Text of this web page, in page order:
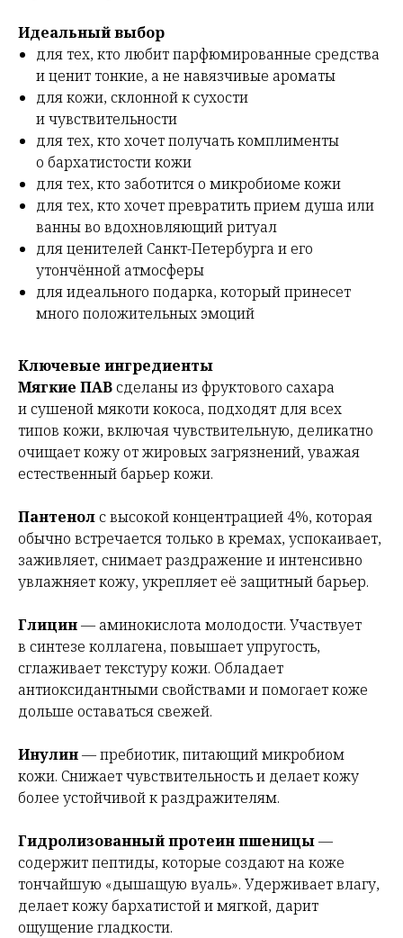
Идеальный выбор
для тех, кто любит парфюмированные средства
и ценит тонкие, а не навязчивые ароматы
для кожи, склонной к сухости
и чувствительности
для тех, кто хочет получать комплименты
о бархатистости кожи
для тех, кто заботится о микробиоме кожи
для тех, кто хочет превратить прием душа или
ванны во вдохновляющий ритуал
для ценителей Санкт-Петербурга и его
утончённой атмосферы
для идеального подарка, который принесет
много положительных эмоций
Ключевые ингредиенты
Мягкие ПАВсделаны из фруктового сахара
и сушеной мякоти кокоса, подходят для всех
типов кожи, включая чувствительную, деликатно
очищает кожу от жировых загрязнений, уважая
естественный барьер кожи.
Пантенолс высокой концентрацией 4%, которая
обычно встречается только в кремах, успокаивает,
заживляет, снимает раздражение и интенсивно
увлажняет кожу, укрепляет её защитный барьер.
Глицин— аминокислота молодости. Участвует
в синтезе коллагена, повышает упругость,
сглаживает текстуру кожи. Обладает
антиоксидантными свойствами и помогает коже
дольше оставаться свежей.
Инулин— пребиотик, питающий микробиом
кожи. Снижает чувствительность и делает кожу
более устойчивой к раздражителям.
Гидролизованный протеин пшеницы—
содержит пептиды, которые создают на коже
тончайшую «дышащую вуаль». Удерживает влагу,
делает кожу бархатистой и мягкой, дарит
ощущение гладкости.